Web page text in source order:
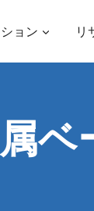
ョン リ
ベ